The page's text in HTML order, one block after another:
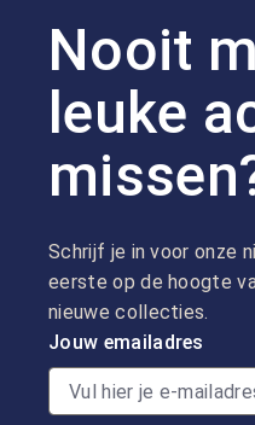
Nooit
leuke
Schrijf je in voor onze
eerste op de hoogte
nieuwe collecties.
Jouw emailadres